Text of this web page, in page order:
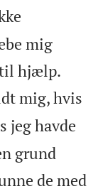
mig
til hjælp.
mig, hvis
jeg havde
grund
de med